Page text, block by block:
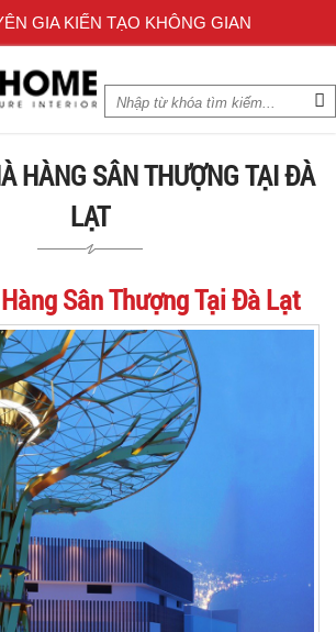
GIA KIẾN TẠO KHÔNG GIAN
HÀNG SÂN THƯỢNG TẠI ĐÀ
LẠT
Sân Thượng Tại Đà Lạt